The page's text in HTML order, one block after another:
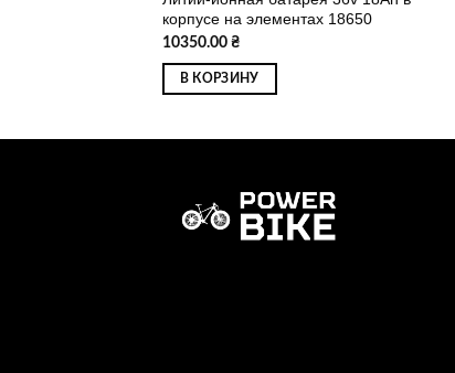
корпусе на элементах 18650
10350.00 ₴
В КОРЗИНУ